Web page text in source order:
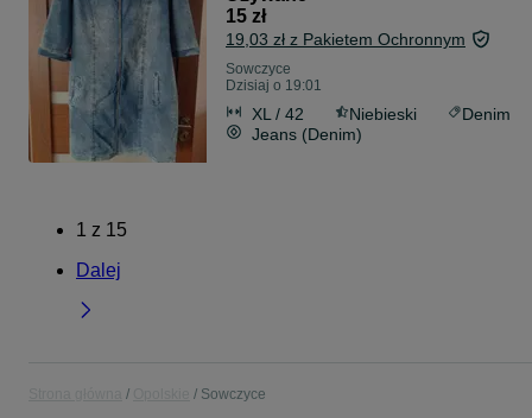
15 zł
19,03 zł z Pakietem Ochronnym
Sowczyce
Dzisiaj o 19:01
XL / 42 Niebieski
Denim
Jeans (Denim)
1 z 15
Dalej
Sowczyce